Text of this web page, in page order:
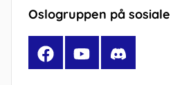
Oslogruppen på
FacebookYouTubeDiscord